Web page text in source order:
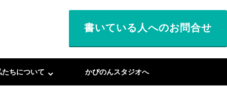
書いている人へのお問合せ
たちについて かぴのんスタジオへ